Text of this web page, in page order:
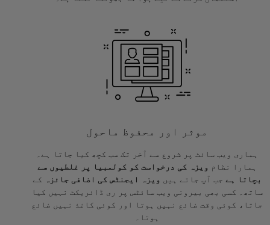
موثر اور محفوظ ماحول
ہماری ویب سائٹ پر شروع سے آخر تک سب کچھ کیا جاتا ہے۔
ہمارا نظام ویزہ کی درخواست کو کولمبیا پر غلطیوں سے
بچاتا ہے جب آپ جاتے ہیں ویزہ ایجنٹس کی اضافی جائزہ
کے
ساتھ۔ کسی بھی بیرونی ویب سائٹس پر ری ڈائریکٹ نہیں کیا
جاتا، کوئی وقت ضائع نہیں ہوتا اور کوئی کاغذ نہیں ضائع
ہوتا۔